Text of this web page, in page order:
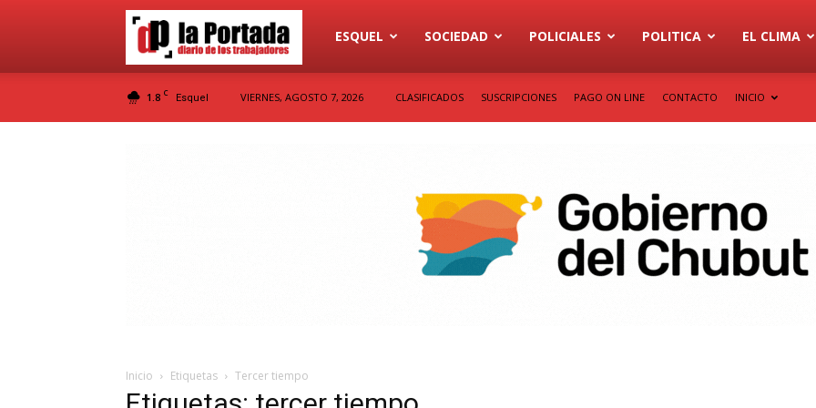
Diario
ESQUEL SOCIEDAD POLICIALES POLITICA EL CLIMA
1.8 C Esquel VIERNES, AGOSTO 7, 2026 CLASIFICADOS SUSCRIPCIONES PAGO ON LINE CONTACTO INICIO
Inicio Etiquetas Tercer tiempo